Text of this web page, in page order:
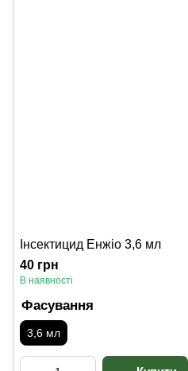
Інсектицид Енжіо 3,6 мл
40 грн
В наявності
Фасування
3,6 мл